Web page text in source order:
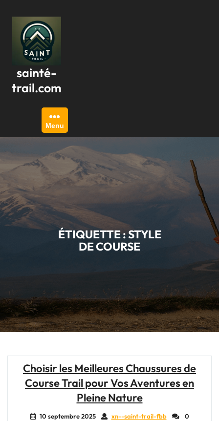
contenu
sainté-
trail.com
Menu
ÉTIQUETTE :STYLE
DE COURSE
Choisir les Meilleures Chaussures de
Course Trail pour Vos Aventures en
Pleine Nature
10 septembre 2025 xn--saint-trail-fbb
0